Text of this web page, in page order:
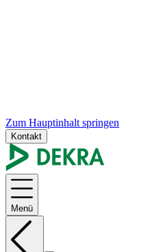
Zum Hauptinhalt springen
Kontakt
Menü